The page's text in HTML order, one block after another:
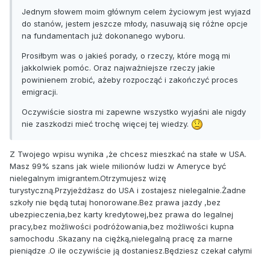
Jednym słowem moim głównym celem życiowym jest wyjazd
do stanów, jestem jeszcze młody, nasuwają się różne opcje
na fundamentach już dokonanego wyboru.
Prosiłbym was o jakieś porady, o rzeczy, które mogą mi
jakkolwiek pomóc. Oraz najważniejsze rzeczy jakie
powinienem zrobić, ażeby rozpocząć i zakończyć proces
emigracji.
Oczywiście siostra mi zapewne wszystko wyjaśni ale nigdy
nie zaszkodzi mieć trochę więcej tej wiedzy.
Z Twojego wpisu wynika ,że chcesz mieszkać na stałe w USA.
Masz 99% szans jak wiele milionów ludzi w Ameryce być
nielegalnym imigrantem.Otrzymujesz wizę
turystyczną.Przyjeżdżasz do USA i zostajesz nielegalnie.Żadne
szkoły nie będą tutaj honorowane.Bez prawa jazdy ,bez
ubezpieczenia,bez karty kredytowej,bez prawa do legalnej
pracy,bez możliwości podróżowania,bez możliwości kupna
samochodu .Skazany na ciężką,nielegalną pracę za marne
pieniądze .O ile oczywiście ją dostaniesz.Będziesz czekał całymi